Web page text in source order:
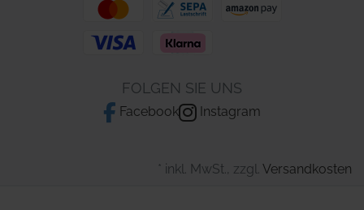
FOLGEN SIE UNS
Facebook Instagram
* inkl. MwSt., zzgl. Versandkosten